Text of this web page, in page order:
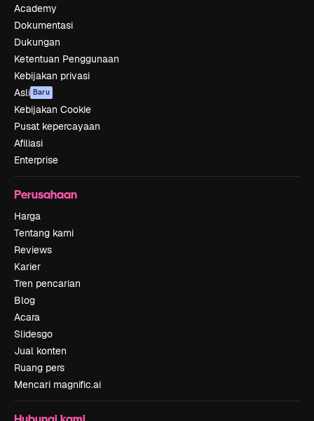
Academy
Dokumentasi
Dukungan
Ketentuan Penggunaan
Kebijakan privasi
Asli Baru
Kebijakan Cookie
Pusat kepercayaan
Afiliasi
Enterprise
Perusahaan
Harga
Tentang kami
Reviews
Karier
Tren pencarian
Blog
Acara
Slidesgo
Jual konten
Ruang pers
Mencari magnific.ai